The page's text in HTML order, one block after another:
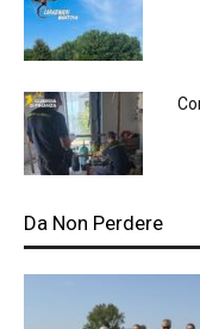
Da Non Perdere